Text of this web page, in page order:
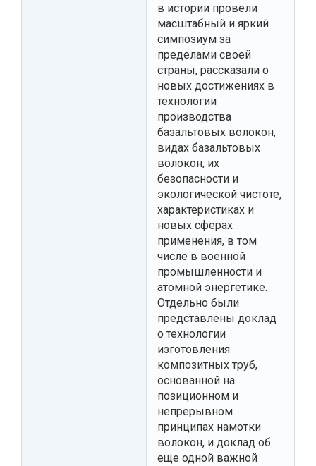
в истории провели
масштабный и яркий
симпозиум за
пределами своей
страны, рассказали о
новых достижениях в
технологии
производства
базальтовых волокон,
видах базальтовых
волокон, их
безопасности и
экологической чистоте,
характеристиках и
новых сферах
применения, в том
числе в военной
промышленности и
атомной энергетике.
Отдельно были
представлены доклад
о технологии
изготовления
композитных труб,
основанной на
позиционном и
непрерывном
принципах намотки
волокон, и доклад об
еще одной важной